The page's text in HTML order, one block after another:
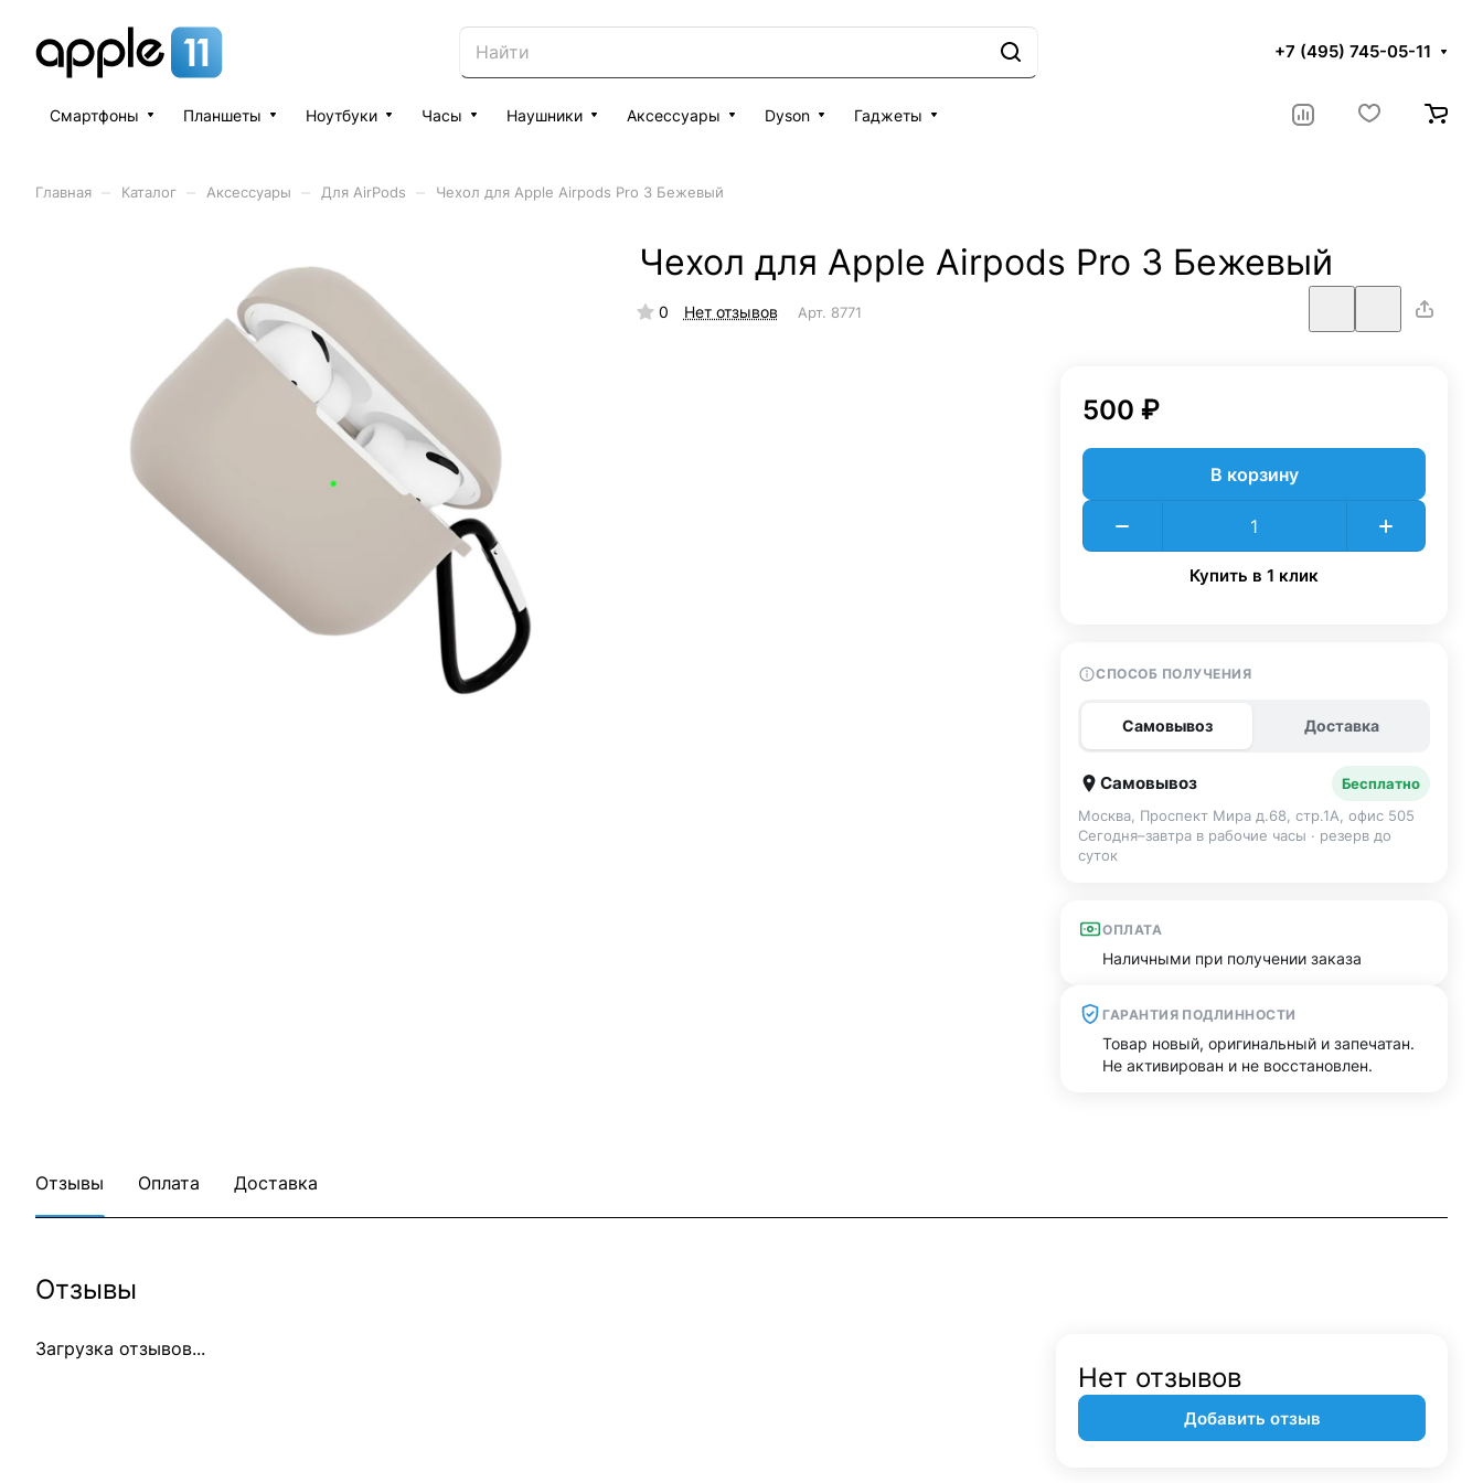
+7 (495) 745-05-11
Смартфоны Планшеты Ноутбуки Часы Наушники Аксессуары Dyson Гаджеты
Главная Каталог Аксессуары Для AirPods Чехол для Apple Airpods Pro 3 Бежевый
Чехол для Apple Airpods Pro 3 Бежевый
0 Нет отзывов Арт. 8771
500 ₽
В корзину
Купить в 1 клик
СПОСОБ ПОЛУЧЕНИЯ
Самовывоз Доставка
Самовывоз
Бесплатно
Москва, Проспект Мира д.68, стр.1А, офис 505
Сегодня–завтра в рабочие часы · резерв до
суток
ОПЛАТА
Наличными при получении заказа
ГАРАНТИЯ ПОДЛИННОСТИ
Товар новый, оригинальный и запечатан.
Не активирован и не восстановлен.
Отзывы Оплата Доставка
Отзывы
Загрузка отзывов...
Нет отзывов
Добавить отзыв